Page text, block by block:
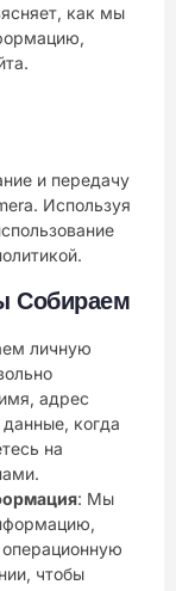
как мы
и передачу
Используя
Собираем
личную
адрес
когда
на
: Мы
чтобы